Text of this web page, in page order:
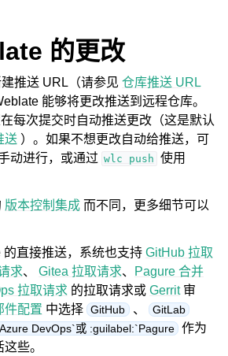
的更改
推送 URL（请参见 仓库推送 URL
能够将更改推送到远程仓库。
每次提交时自动推送更改（这是默认
送 ）。如果不想更改自动给推送，可
动进行，或通过 wlc push 使用
版本控制集成 而不同，更多细节可以
直接推送，系统也支持 GitHub 拉取
求、 Gitea 拉取请求、
Pagure 合并
拉取请求 的拉取请求或 Gerrit审
件配置 中选择 GitHub 、
GitLab
Azure DevOps`或 :guilabel:`Pagure 作为
些。